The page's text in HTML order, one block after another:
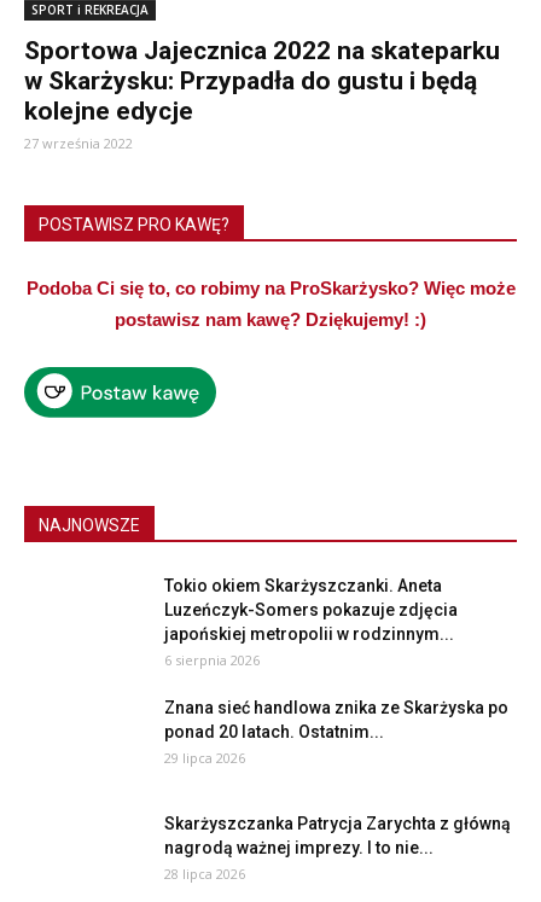
SPORT i REKREACJA
Sportowa Jajecznica 2022 na skateparku
w Skarżysku: Przypadła do gustu i będą
kolejne edycje
27 września 2022
POSTAWISZ PRO KAWĘ?
Podoba Ci się to, co robimy na ProSkarżysko? Więc może
postawisz nam kawę? Dziękujemy! :)
NAJNOWSZE
Tokio okiem Skarżyszczanki. Aneta
Luzeńczyk-Somers pokazuje zdjęcia
japońskiej metropolii w rodzinnym...
6 sierpnia 2026
Znana sieć handlowa znika ze Skarżyska po
ponad 20 latach. Ostatnim...
29 lipca 2026
Skarżyszczanka Patrycja Zarychta z główną
nagrodą ważnej imprezy. I to nie...
28 lipca 2026